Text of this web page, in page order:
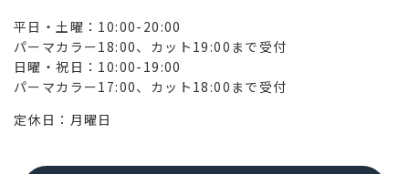
平日・土曜：10:00-20:00
パーマカラー18:00、カット19:00まで受付
日曜・祝日：10:00-19:00
パーマカラー17:00、カット18:00まで受付
定休日：月曜日